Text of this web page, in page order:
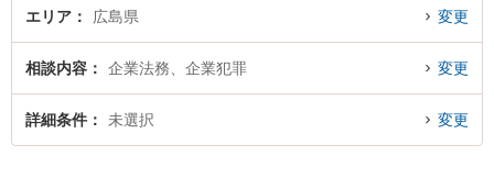
作成等の細かな分野での絞り込み検索もでき便利です。特に千瑞穂法律事務所
『広島県で土日や夜間に発生した企業犯罪のトラブルを今すぐに弁護士に相談
したい』『企業犯罪のトラブル解決の実績豊富な近くの弁護士を検索したい』
『初回相談無料で企業犯罪を法律相談できる広島県内の弁護士に相談予約した
エリア 広島県 変更
相談内容 企業法務、企業犯罪 変更
詳細条件 未選択 変更